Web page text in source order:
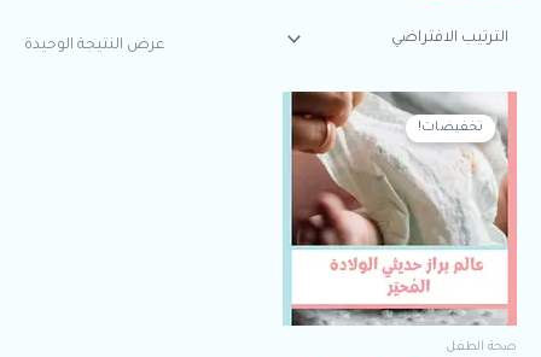
عرض النتيجة الوحيدة
تخفيضات!
صحة الطفل
السعر
الأصلي
$19.99.
السعر
الحالي
هو: